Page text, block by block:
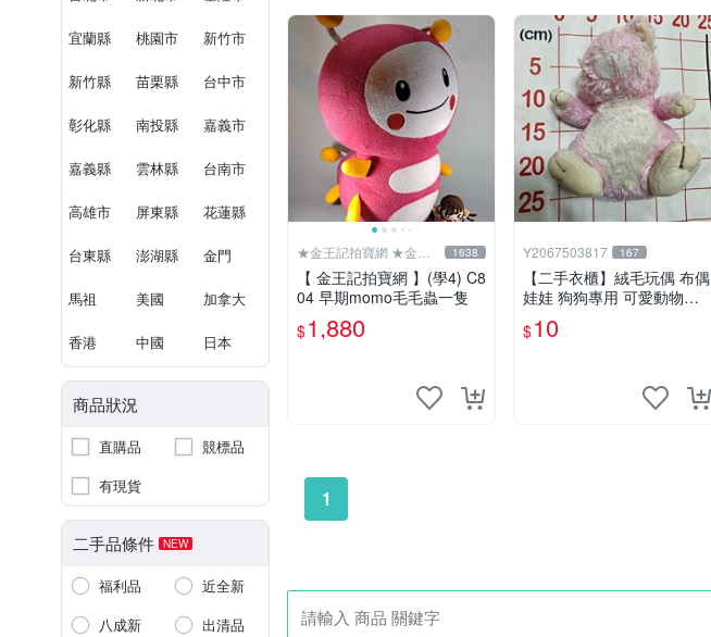
宜蘭縣 桃園市 新竹市
新竹縣 苗栗縣 台中市
彰化縣 南投縣 嘉義市
嘉義縣 雲林縣 台南市
高雄市 屏東縣 花蓮縣
台東縣 澎湖縣 金門
馬祖 美國 加拿大
香港 中國 日本
商品狀況
直購品
競標品
有現貨
二手品條件 NEW
福利品
近全新
八成新
出清品
★金王記拍寶網 ★金王
記拍寶趣
1638
【 金王記拍寶網 】(學4) C8
04 早期momo毛毛蟲一隻
$1,880
Y2067503817 167
【二手衣櫃】絨毛玩偶 布偶
娃娃 狗狗專用 可愛動物系
列 耐咬耐磨玩具 玩偶 粉紅
熊寵物玩具 1120929
$10
1